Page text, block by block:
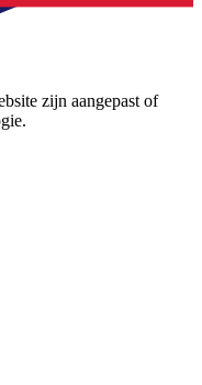
zijn aangepast of